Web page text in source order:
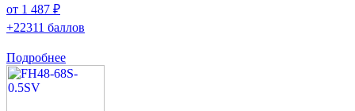
от 1 487 ₽
+22311 баллов
Подробнее